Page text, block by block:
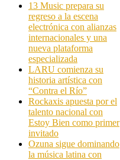
13 Music prepara su
regreso a la escena
electrónica con alianzas
internacionales y una
nueva plataforma
especializada
LARU comienza su
historia artística con
“Contra el Río”
Rockaxis apuesta por el
talento nacional con
Estoy Bien como primer
invitado
Ozuna sigue dominando
la música latina con